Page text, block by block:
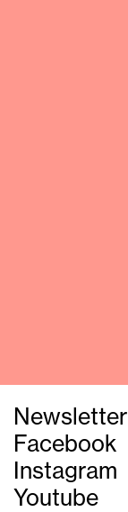
Newsletter
Facebook
Instagram
Youtube